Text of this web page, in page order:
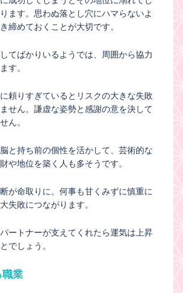
ます。思わぬ落とし穴にハマらないよ
締めておくことが大切です。
てばかりいるようでは、周囲から協力
す。
頼りすぎているとリスクの大きな失敗
せん。謙虚な姿勢と感謝の意を決して
ん。
と持ち前の個性を活かして、芸術的な
や地位を築く人も多そうです。
が命取りに。何事も甘くみずに慎重に
失敗につながります。
ートナーが支えてくれたら運気は上昇
でしょう。
業